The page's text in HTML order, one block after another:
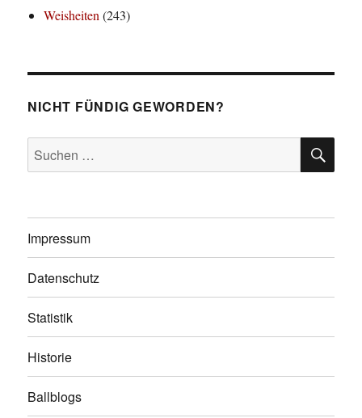
Weisheiten(243)
NICHT FÜNDIG GEWORDEN?
Suchen
nach:
Impressum
Datenschutz
Statistik
Historie
Ballblogs